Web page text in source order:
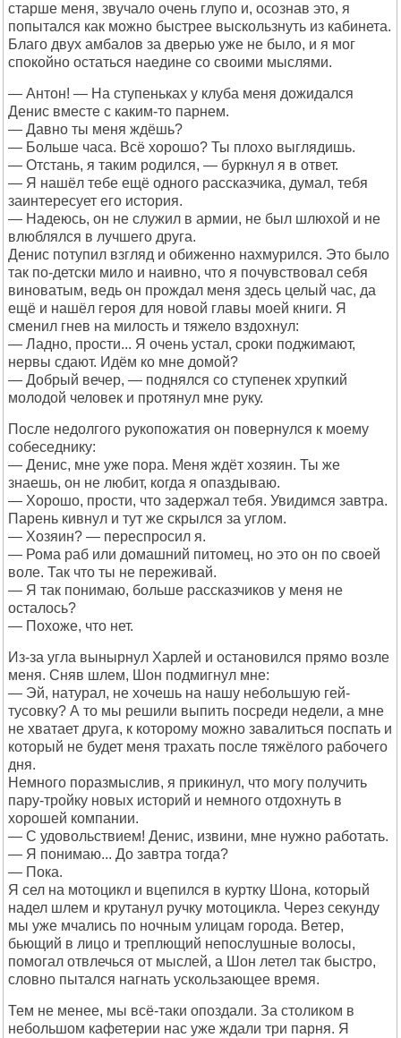
старше меня, звучало очень глупо и, осознав это, я
попытался как можно быстрее выскользнуть из кабинета.
Благо двух амбалов за дверью уже не было, и я мог
спокойно остаться наедине со своими мыслями.
— Антон! — На ступеньках у клуба меня дожидался
Денис вместе с каким-то парнем.
— Давно ты меня ждёшь?
— Больше часа. Всё хорошо? Ты плохо выглядишь.
— Отстань, я таким родился, — буркнул я в ответ.
— Я нашёл тебе ещё одного рассказчика, думал, тебя
заинтересует его история.
— Надеюсь, он не служил в армии, не был шлюхой и не
влюблялся в лучшего друга.
Денис потупил взгляд и обиженно нахмурился. Это было
так по-детски мило и наивно, что я почувствовал себя
виноватым, ведь он прождал меня здесь целый час, да
ещё и нашёл героя для новой главы моей книги. Я
сменил гнев на милость и тяжело вздохнул:
— Ладно, прости... Я очень устал, сроки поджимают,
нервы сдают. Идём ко мне домой?
— Добрый вечер, — поднялся со ступенек хрупкий
молодой человек и протянул мне руку.
После недолгого рукопожатия он повернулся к моему
собеседнику:
— Денис, мне уже пора. Меня ждёт хозяин. Ты же
знаешь, он не любит, когда я опаздываю.
— Хорошо, прости, что задержал тебя. Увидимся завтра.
Парень кивнул и тут же скрылся за углом.
— Хозяин? — переспросил я.
— Рома раб или домашний питомец, но это он по своей
воле. Так что ты не переживай.
— Я так понимаю, больше рассказчиков у меня не
осталось?
— Похоже, что нет.
Из-за угла вынырнул Харлей и остановился прямо возле
меня. Сняв шлем, Шон подмигнул мне:
— Эй, натурал, не хочешь на нашу небольшую гей-
тусовку? А то мы решили выпить посреди недели, а мне
не хватает друга, к которому можно завалиться поспать и
который не будет меня трахать после тяжёлого рабочего
дня.
Немного поразмыслив, я прикинул, что могу получить
пару-тройку новых историй и немного отдохнуть в
хорошей компании.
— С удовольствием! Денис, извини, мне нужно работать.
— Я понимаю... До завтра тогда?
— Пока.
Я сел на мотоцикл и вцепился в куртку Шона, который
надел шлем и крутанул ручку мотоцикла. Через секунду
мы уже мчались по ночным улицам города. Ветер,
бьющий в лицо и треплющий непослушные волосы,
помогал отвлечься от мыслей, а Шон летел так быстро,
словно пытался нагнать ускользающее время.
Тем не менее, мы всё-таки опоздали. За столиком в
небольшом кафетерии нас уже ждали три парня. Я